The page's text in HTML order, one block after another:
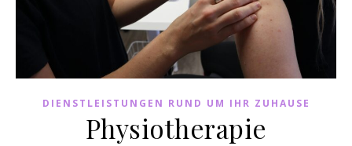
DIENSTLEISTUNGEN RUND UM IHR ZUHAUSE
Physiotherapie